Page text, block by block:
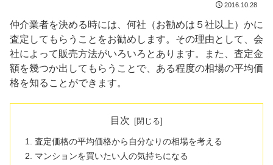
2016.10.28
仲介業者を決める時には、何社（お勧めは５社以上）かに
査定してもらうことをお勧めします。その理由として、会
社によって販売方法がいろいろとあります。また、査定金
額を幾つか出してもらうことで、ある程度の相場の平均価
格を知ることができます。
目次
査定価格の平均価格から自分なりの相場を考える
マンションを買いたい人の気持ちになる